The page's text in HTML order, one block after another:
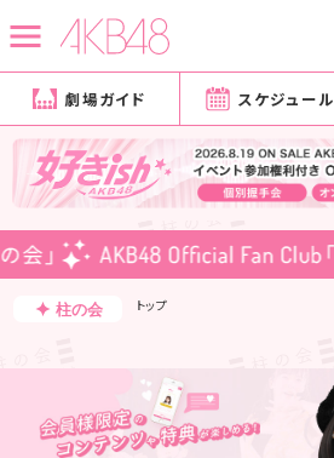
劇場ガイド スケジュール
柱の会 トップ